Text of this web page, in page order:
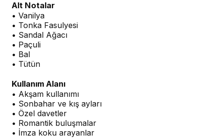
Alt Notalar
• Vanilya
• Tonka Fasulyesi
• Sandal Ağacı
• Paçuli
• Bal
• Tütün
Kullanım Alanı
• Akşam kullanımı
• Sonbahar ve kış ayları
• Özel davetler
• Romantik buluşmalar
• İmza koku arayanlar